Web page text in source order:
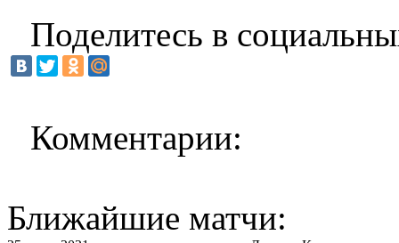
Поделитесь в
Комментарии:
Ближайшие матчи: